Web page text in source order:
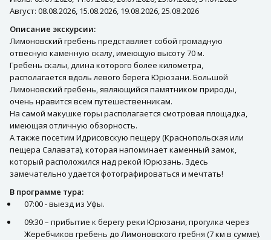
Август: 08.08.2026, 15.08.2026, 19.08.2026, 25.08.2026
Описание экскурсии:
Лимоновский гребень представляет собой громадную
отвесную каменную скалу, имеющую высоту 70 м.
Гребень скалы, длина которого более километра,
располагается вдоль левого берега Юрюзани. Большой
Лимоновский гребень, являющийся памятником природы,
очень нравится всем путешественникам.
На самой макушке горы располагается смотровая площадка,
имеющая отличную обзорность.
А также посетим Идрисовскую пещеру (Краснопольская или
пещера Салавата), которая напоминает каменный замок,
который расположился над рекой Юрюзань. Здесь
замечательно удается фотографироваться и мечтать!
В программе тура:
07:00 - выезд из Уфы.
09:30 – прибытие к берегу реки Юрюзани, прогулка через
Жеребчиков гребень до Лимоновского гребня (7 км в сумме).